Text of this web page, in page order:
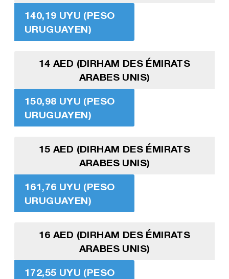
140,19 UYU (PESO
URUGUAYEN)
14 AED (DIRHAM DES ÉMIRATS
ARABES UNIS)
150,98 UYU (PESO
URUGUAYEN)
15 AED (DIRHAM DES ÉMIRATS
ARABES UNIS)
161,76 UYU (PESO
URUGUAYEN)
16 AED (DIRHAM DES ÉMIRATS
ARABES UNIS)
172,55 UYU (PESO